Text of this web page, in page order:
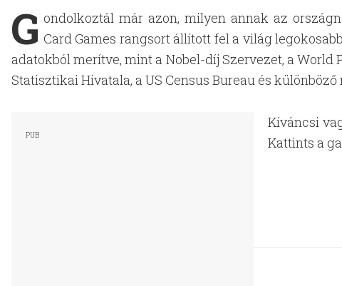
G ondolkoztál már azon, milyen annak az
Card Games rangsort állított fel a világ
adatokból merítve, mint a Nobel-díj Szervezet, a
Statisztikai Hivatala, a US Census Bureau és
Kíváncsi
Kattints a